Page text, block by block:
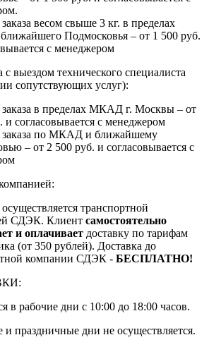
весом свыше 3 кг. в пределах
Подмосковья – от 1 500 руб.
с менеджером
с выездом технического специалиста
сопутствующих услуг):
заказа в пределах МКАД г. Москвы – от
и согласовывается с менеджером
заказа по МКАД и ближайшему
– от 2 500 руб. и согласовывается с
транспортной
СДЭК. Клиент самостоятельно
и оплачивает доставку по тарифам
(от 350 рублей). Доставка до
компании СДЭК - БЕСПЛАТНО!
в рабочие дни с 10:00 до 18:00 часов.
праздничные дни не осуществляется.